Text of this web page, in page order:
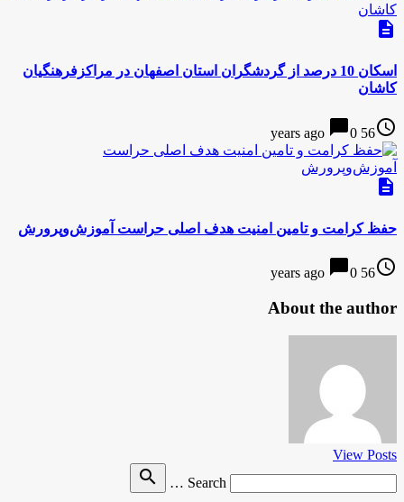
description
اسکان 10 درصد از گردشگران استان اصفهان در مراکزفرهنگیان
کاشان
access_time
56 years ago
chat_bubble0
description
حفظ کرامت و تامین امنیت هدف اصلی حراست آموزش‌وپرورش
access_time
56 years ago
chat_bubble0
About the author
View Posts
Search …
search